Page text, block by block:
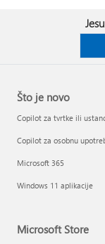
Što je novo
Copilot za tvrtke ili
Copilot za osobnu
Microsoft 365
Windows 11 aplikacije
Microsoft Store